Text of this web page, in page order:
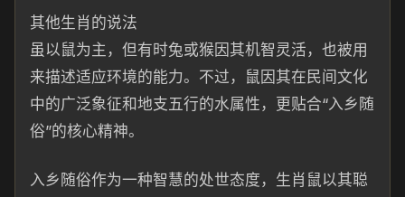
其他生肖的说法
虽以鼠为主，但有时兔或猴因其机智灵活，也被用
来描述适应环境的能力。不过，鼠因其在民间文化
中的广泛象征和地支五行的水属性，更贴合“入乡随
俗”的核心精神。
入乡随俗作为一种智慧的处世态度，生肖鼠以其聪